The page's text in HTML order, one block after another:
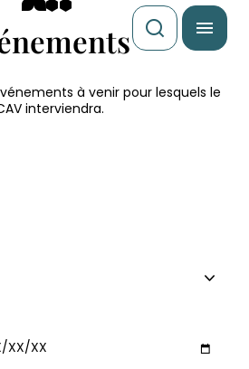
à venir pour lesquels le
interviendra.